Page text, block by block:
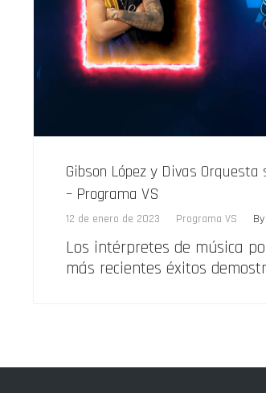
Gibson López y Divas
– Programa VS
12 de enero de 2023 Programa VS By
Los intérpretes de música
más recientes éxitos